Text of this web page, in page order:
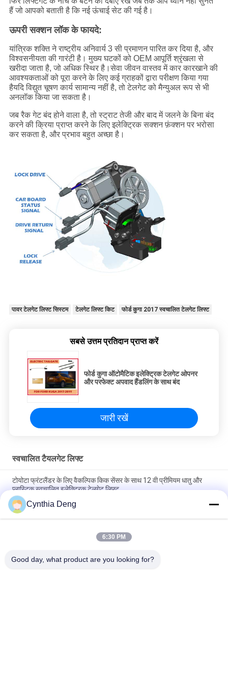
हैं जो आपको बताती है कि नई ऊंचाई सेट की गई है।
ऊपरी सक्शन लॉक के फायदे:
यांत्रिक शक्ति ने राष्ट्रीय अनिवार्य 3 सी प्रमाणन पारित कर दिया है, और
विश्वसनीयता की गारंटी है। मुख्य घटकों को OEM आपूर्ति श्रृंखला से
खरीदा जाता है, जो अधिक स्थिर है।सेवा जीवन वास्तव में कार कारखाने की
आवश्यकताओं को पूरा करने के लिए कई ग्राहकों द्वारा परीक्षण किया गया
हैयदि विद्युत चूषण कार्य सामान्य नहीं है, तो टेलगेट को मैन्युअल रूप से भी
अनलॉक किया जा सकता है।
जब रैक गेट बंद होने वाला है, तो स्ट्राट तेजी और बाद में जलने के बिना बंद
करने की क्रिया प्राप्त करने के लिए इलेक्ट्रिक सक्शन फ़ंक्शन पर भरोसा
कर सकता है, और प्रभाव बहुत अच्छा है।
पावर टेलगेट लिफ्ट सिस्टम टेलगेट लिफ्ट किट फोर्ड कुगा 2017 स्वचालित टेलगेट लिफ्ट
सबसे उत्तम प्रतिदान प्राप्त करें
फोर्ड कुगा ऑटोमैटिक इलेक्ट्रिक टेलगेट ओपनर
और परफेक्ट अपवाद हैंडलिंग के साथ बंद
जारी रखें
स्वचालित टैयलगेट लिफ्ट
टोयोटा फ्रंटलैंडर के लिए वैकल्पिक किक सेंसर के साथ 12 वी प्रीमियम धातु और
प्लास्टिक स्वचालित इलेक्ट्रिक टेलगेट लिफ्ट
अपग्रेड कार ट्रंक पावर लिफ्टगेट ऑटो ट्रंक के लिए टोयोटा टाउन ऐस / लिटेस कार
के लिए सुविधाजनक
टोयोटा BZ4X ऊंचाई स्मृति बहु समारोह के लिए स्वचालित पावर टेलगेट रिट्रोफिट
Cynthia Deng
6:30 PM
Good day, what product are you looking for?